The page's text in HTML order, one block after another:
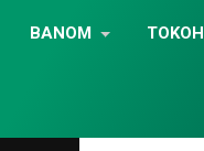
BANOM TOKOH